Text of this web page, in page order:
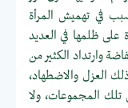
في تهميش المرأة
على ظلمها في العديد
وارتداد الكثير من
العزل والاضطهاد،
تلك المجموعات، ولا